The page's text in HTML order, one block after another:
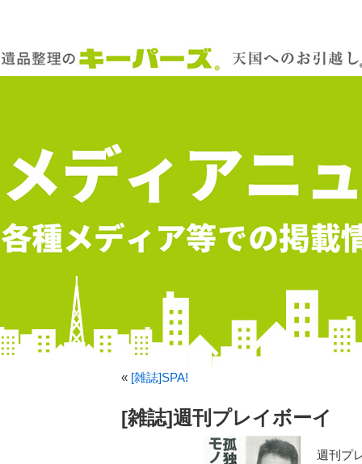
« [雑誌]SPA!
[雑誌]週刊プレイボーイ
週刊プ